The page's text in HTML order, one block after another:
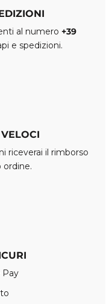
al numero +39
e spedizioni.
riceverai il rimborso
Pay